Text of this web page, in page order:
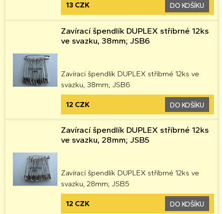
13 CZK DO KOŠÍKU
Zavírací špendlík DUPLEX stříbrné 12ks
ve svazku, 38mm; JSB6
Zavírací špendlík DUPLEX stříbrné 12ks ve
svazku, 38mm; JSB6
12 CZK DO KOŠÍKU
Zavírací špendlík DUPLEX stříbrné 12ks
ve svazku, 28mm; JSB5
Zavírací špendlík DUPLEX stříbrné 12ks ve
svazku, 28mm; JSB5
12 CZK DO KOŠÍKU